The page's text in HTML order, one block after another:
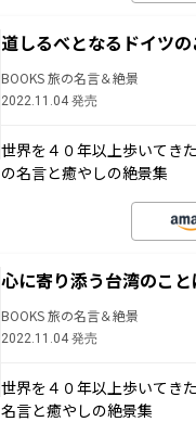
道しるべとなるドイツ
BOOKS 旅の名言＆絶景
2022.11.04 発売
世界を４０年以上歩いてき
の名言と癒やしの絶景集
心に寄り添う台湾のこ
BOOKS 旅の名言＆絶景
2022.11.04 発売
世界を４０年以上歩いてき
名言と癒やしの絶景集